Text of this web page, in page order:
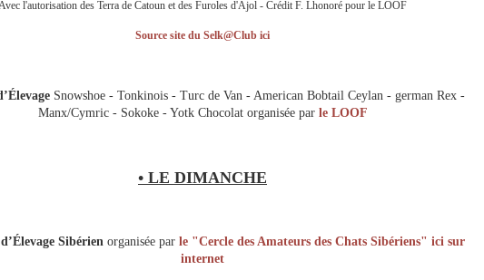
l'autorisation des Terra de Catoun et des Furoles d'Ajol - Crédit F. Lhonoré pour le LOOF
Source site du Selk@Club ici
Snowshoe - Tonkinois - Turc de Van - American Bobtail Ceylan - german Rex -
Manx/Cymric - Sokoke - Yotk Chocolat organisée par le LOOF
• LE DIMANCHE
Sibérienorganisée par le "Cercle des Amateurs des Chats Sibériens" ici sur
internet